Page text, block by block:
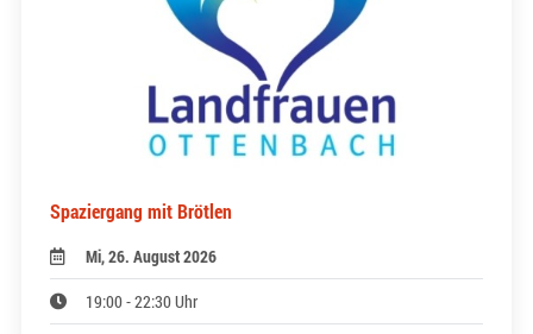
Spaziergang mit Brötlen
Mi, 26. August 2026
19:00 - 22:30 Uhr